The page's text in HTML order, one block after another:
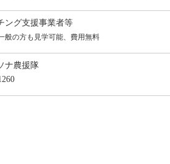
ング支援事業者等
般の方も見学可能、費用無料
ナ農援隊